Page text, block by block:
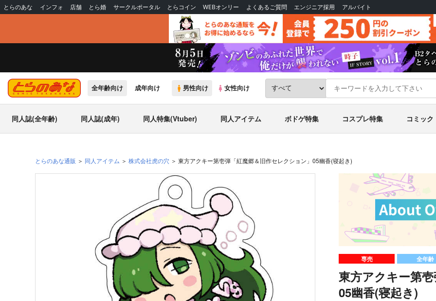
とらのあな インフォ 店舗 とら婚 サークルポータル とらコイン WEBオンリー よくあるご質問 エンジニア採用 アルバイト
全年齢向け 成年向け 男性向け 女性向け
同人誌(全年齢) 同人誌(成年) 同人特集(Vtuber) 同人アイテム ボドゲ特集 コスプレ特集 コミッ
とらのあな通販 同人アイテム 株式会社虎の穴 東方アクキー第壱弾「紅魔郷＆旧作セレクション」05幽香(寝起き)
専売 全年齢
東方アクキー第
05幽香(寝起き)